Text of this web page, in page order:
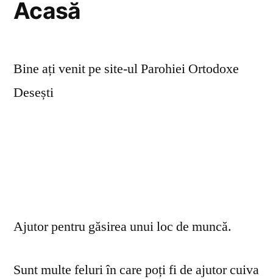
Acasă
Bine ați venit pe site-ul Parohiei Ortodoxe
Desești
Ajutor pentru găsirea unui loc de muncă.
Sunt multe feluri în care poți fi de ajutor cuiva